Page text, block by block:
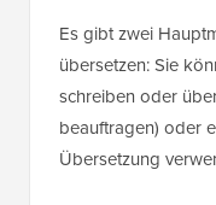
Es gibt zwei
übersetzen: Sie
schreiben oder
beauftragen) oder
Übersetzung